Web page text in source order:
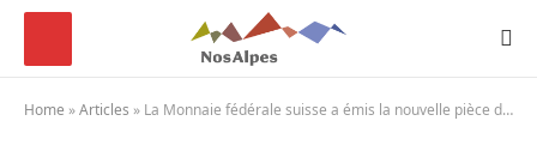
Home »Articles » La Monnaie fédérale suisse a émis la nouvelle pièce d’argent « Télécabine Schilthorn »